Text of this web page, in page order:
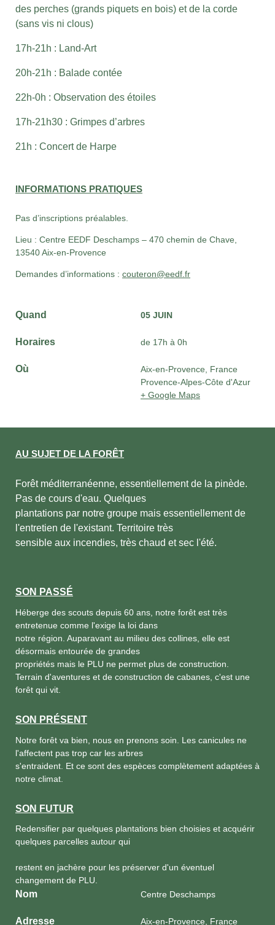
des perches (grands piquets en bois) et de la corde
(sans vis ni clous)
17h-21h : Land-Art
20h-21h : Balade contée
22h-0h : Observation des étoiles
17h-21h30 : Grimpes d’arbres
21h : Concert de Harpe
INFORMATIONS PRATIQUES
Pas d’inscriptions préalables.
Lieu : Centre EEDF Deschamps – 470 chemin de Chave,
13540 Aix-en-Provence
Demandes d’informations : couteron@eedf.fr
Quand 05 JUIN
Horaires de 17h à 0h
Où
Aix-en-Provence, France
Provence-Alpes-Côte d'Azur
+ Google Maps
AU SUJET DE LA FORÊT
Forêt méditerranéenne, essentiellement de la pinède.
Pas de cours d'eau. Quelques
plantations par notre groupe mais essentiellement de
l'entretien de l'existant. Territoire très
sensible aux incendies, très chaud et sec l'été.
SON PASSÉ
Héberge des scouts depuis 60 ans, notre forêt est très
entretenue comme l'exige la loi dans
notre région. Auparavant au milieu des collines, elle est
désormais entourée de grandes
propriétés mais le PLU ne permet plus de construction.
Terrain d'aventures et de construction de cabanes, c'est une
forêt qui vit.
SON PRÉSENT
Notre forêt va bien, nous en prenons soin. Les canicules ne
l'affectent pas trop car les arbres
s'entraident. Et ce sont des espèces complètement adaptées à
notre climat.
SON FUTUR
Redensifier par quelques plantations bien choisies et acquérir
quelques parcelles autour qui
restent en jachère pour les préserver d'un éventuel
changement de PLU.
Nom Centre Deschamps
Adresse
Aix-en-Provence, France